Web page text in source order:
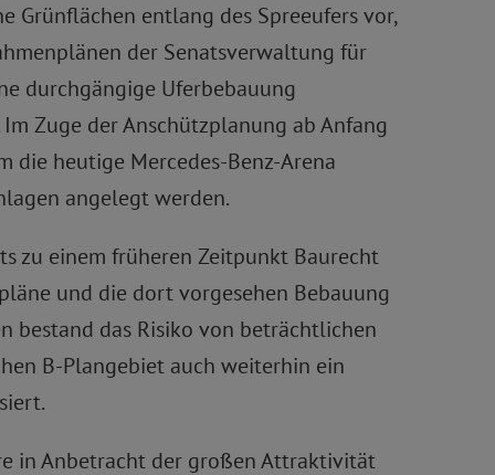
Grünflächen entlang des Spreeufers vor,
der Senatsverwaltung für
durchgängige Uferbebauung
Zuge der Anschützplanung ab Anfang
die heutige Mercedes-Benz-Arena
angelegt werden.
zu einem früheren Zeitpunkt Baurecht
und die dort vorgesehen Bebauung
bestand das Risiko von beträchtlichen
B-Plangebiet auch weiterhin ein
in Anbetracht der großen Attraktivität